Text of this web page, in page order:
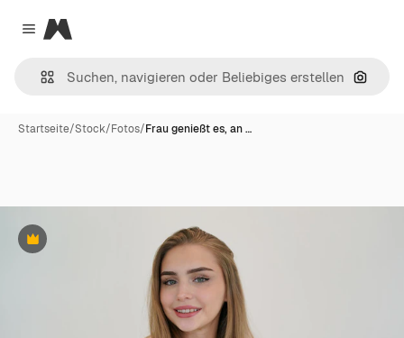
Close menu
Magnific
Nach
Startseite/Stock/Fotos/Frau genießt es, an …
Premium